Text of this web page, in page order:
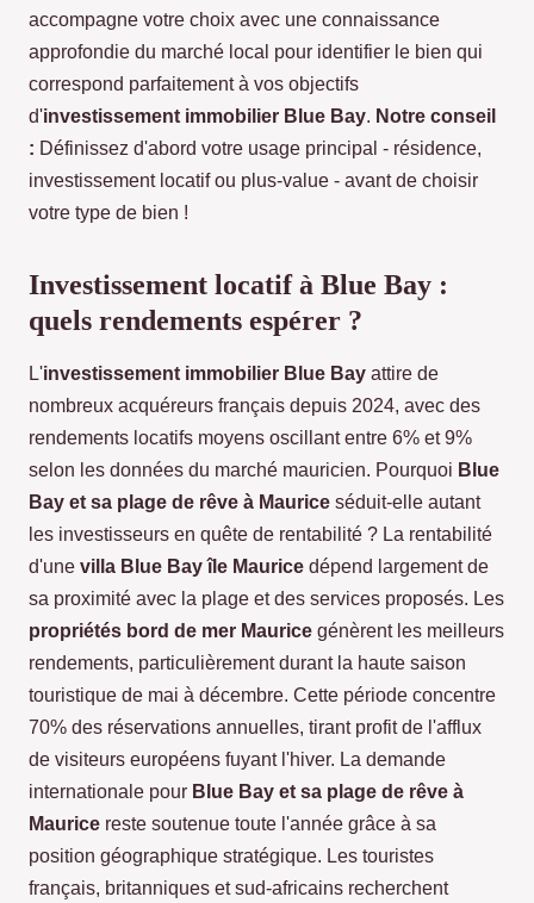
accompagne votre choix avec une connaissance
approfondie du marché local pour identifier le bien qui
correspond parfaitement à vos objectifs
d'investissement immobilier Blue Bay. Notre conseil
: Définissez d'abord votre usage principal - résidence,
investissement locatif ou plus-value - avant de choisir
votre type de bien !
Investissement locatif à Blue Bay :
quels rendements espérer ?
L'investissement immobilier Blue Bay attire de
nombreux acquéreurs français depuis 2024, avec des
rendements locatifs moyens oscillant entre 6% et 9%
selon les données du marché mauricien. Pourquoi Blue
Bay et sa plage de rêve à Maurice séduit-elle autant
les investisseurs en quête de rentabilité ? La rentabilité
d'une villa Blue Bay île Maurice dépend largement de
sa proximité avec la plage et des services proposés. Les
propriétés bord de mer Maurice génèrent les meilleurs
rendements, particulièrement durant la haute saison
touristique de mai à décembre. Cette période concentre
70% des réservations annuelles, tirant profit de l'afflux
de visiteurs européens fuyant l'hiver. La demande
internationale pour Blue Bay et sa plage de rêve à
Maurice reste soutenue toute l'année grâce à sa
position géographique stratégique. Les touristes
français, britanniques et sud-africains recherchent